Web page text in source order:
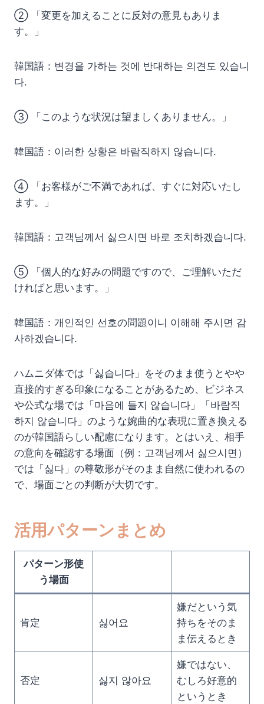
② 「変更を加えることに反対の意見もありま
す。」
韓国語：변경을 가하는 것에 반대하는 의견도 있습니
다.
③ 「このような状況は望ましくありません。」
韓国語：이러한 상황은 바람직하지 않습니다.
④ 「お客様がご不満であれば、すぐに対応いたし
ます。」
韓国語：고객님께서 싫으시면 바로 조치하겠습니다.
⑤ 「個人的な好みの問題ですので、ご理解いただ
ければと思います。」
韓国語：개인적인 선호の問題이니 이해해 주시면 감
사하겠습니다.
ハムニダ体では「싫습니다」をそのまま使うとやや
直接的すぎる印象になることがあるため、ビジネス
や公式な場では「마음에 들지 않습니다」「바람직
하지 않습니다」のような婉曲的な表現に置き換える
のが韓国語らしい配慮になります。とはいえ、相手
の意向を確認する場面（例：고객님께서 싫으시면）
では「싫다」の尊敬形がそのまま自然に使われるの
で、場面ごとの判断が大切です。
活用パターンまとめ
パターン形使
う場面
肯定 싫어요
嫌だという気
持ちをそのま
ま伝えるとき
否定 싫지 않아요
嫌ではない、
むしろ好意的
というとき